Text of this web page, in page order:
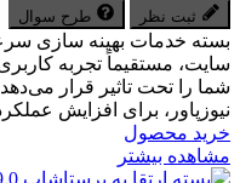
ثبت نظر طرح سوال
بسته خدمات بهینه سازی
سایت، مستقیماً تجربه
شما را تحت تاثیر قرار
نیوزپاور، برای افزایش
خرید محصول
مشاهده بیشتر